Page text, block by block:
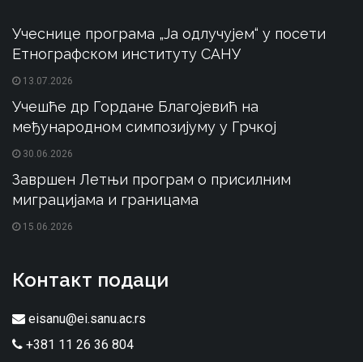
Учеснице програма „Ја одлучујем“ у посети
Етнографском институту САНУ
13.07.2026
Учешће др Гордане Благојевић на
међународном симпозијуму у Грчкој
30.06.2026
Завршен Летњи програм о присилним
миграцијама и границама
15.06.2026
Контакт подаци
eisanu@ei.sanu.ac.rs
+381 11 26 36 804